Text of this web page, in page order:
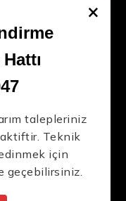
kaliteli
daha
×
talepleriniz
Teknik
için
geçebilirsiniz.